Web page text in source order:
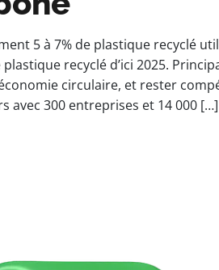
5 à 7% de plastique recyclé
recyclé d’ici 2025.
circulaire, et rester
avec 300 entreprises et 14 000 […]